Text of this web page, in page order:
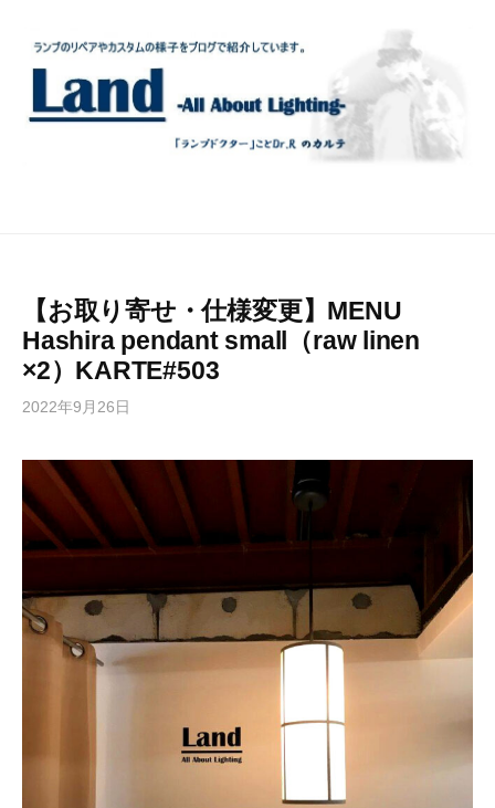
【お取り寄せ・仕様変更】MENU
Hashira pendant small（raw linen
×2）KARTE#503
2022年9月26日